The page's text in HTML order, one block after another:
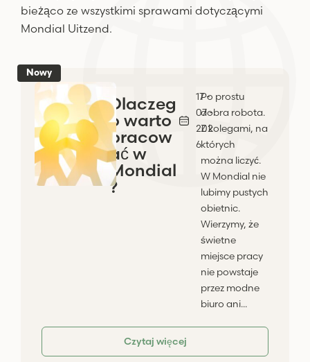
bieżąco ze wszystkimi sprawami dotyczącymi
Mondial Uitzend.
Nowy
Dlaczeg
o warto
pracow
ać w
Mondial
?
17 -
07 -
202
6
Po prostu
dobra robota.
Z kolegami, na
których
można liczyć.
W Mondial nie
lubimy pustych
obietnic.
Wierzymy, że
świetne
miejsce pracy
nie powstaje
przez modne
biuro ani...
Czytaj więcej